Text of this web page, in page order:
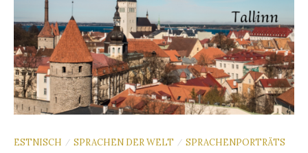
ESTNISCH / SPRACHEN DER WELT / SPRACHENPORTRÄTS